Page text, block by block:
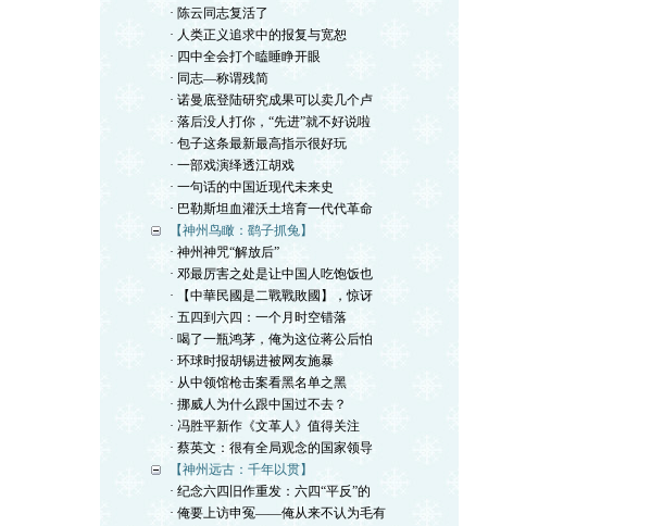
· 陈云同志复活了
· 人类正义追求中的报复与宽恕
· 四中全会打个瞌睡睁开眼
· 同志—称谓残简
· 诺曼底登陆研究成果可以卖几个卢
· 落后没人打你，“先进”就不好说啦
· 包子这条最新最高指示很好玩
· 一部戏演绎透江胡戏
· 一句话的中国近现代未来史
· 巴勒斯坦血灌沃土培育一代代革命
【神州鸟瞰：鹞子抓兔】
· 神州神咒“解放后”
· 邓最厉害之处是让中国人吃饱饭也
· 【中華民國是二戰戰敗國】，惊讶
· 五四到六四：一个月时空错落
· 喝了一瓶鸿茅，俺为这位蒋公后怕
· 环球时报胡锡进被网友施暴
· 从中领馆枪击案看黑名单之黑
· 挪威人为什么跟中国过不去？
· 冯胜平新作《文革人》值得关注
· 蔡英文：很有全局观念的国家领导
【神州远古：千年以贯】
· 纪念六四旧作重发：六四“平反”的
· 俺要上访申冤——俺从来不认为毛有